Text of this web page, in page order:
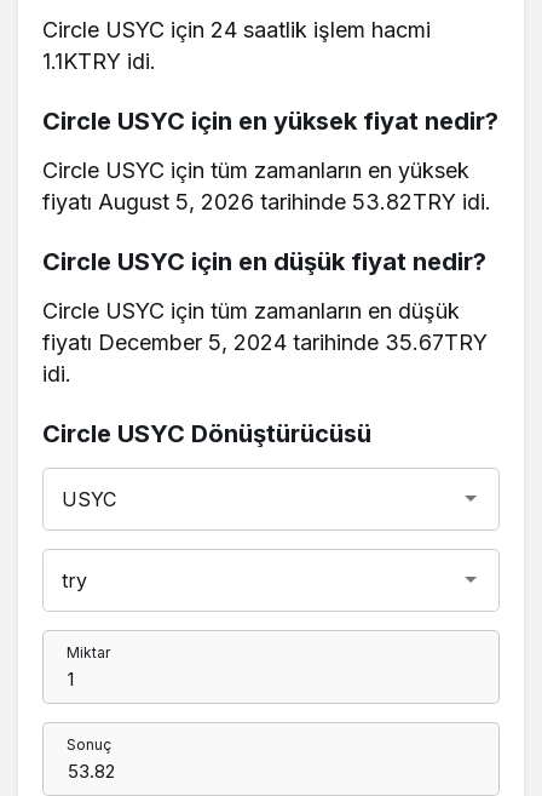
Circle USYC için 24 saatlik işlem hacmi
1.1KTRY idi.
Circle USYC için en yüksek fiyat nedir?
Circle USYC için tüm zamanların en yüksek
fiyatı August 5, 2026 tarihinde 53.82TRY idi.
Circle USYC için en düşük fiyat nedir?
Circle USYC için tüm zamanların en düşük
fiyatı December 5, 2024 tarihinde 35.67TRY
idi.
Circle USYC Dönüştürücüsü
Miktar
Sonuç